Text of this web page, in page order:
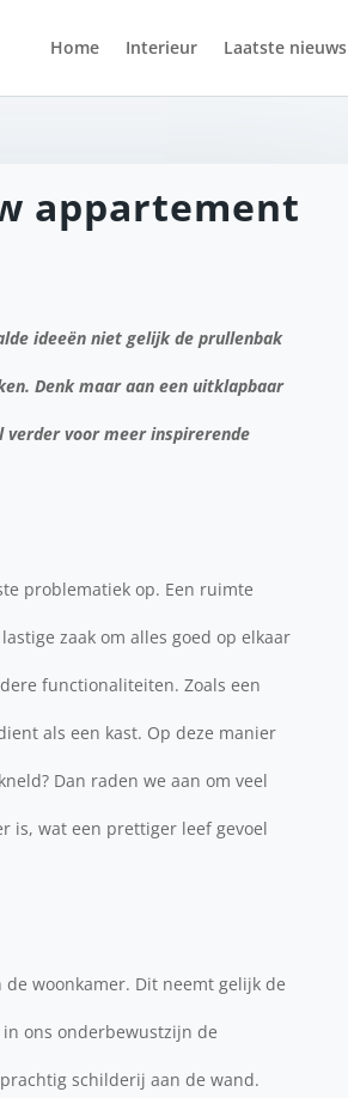
Home Interieur Laatste nieuws
appartement
ideeën niet gelijk de prullenbak
Denk maar aan een uitklapbaar
verder voor meer inspirerende
problematiek op. Een ruimte
zaak om alles goed op elkaar
functionaliteiten. Zoals een
als een kast. Op deze manier
Dan raden we aan om veel
is, wat een prettiger leef gevoel
woonkamer. Dit neemt gelijk de
ons onderbewustzijn de
schilderij aan de wand.